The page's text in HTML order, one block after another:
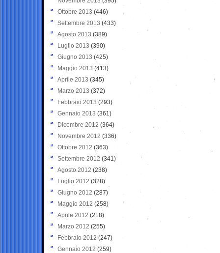
Ottobre 2013 (446)
Settembre 2013 (433)
Agosto 2013 (389)
Luglio 2013 (390)
Giugno 2013 (425)
Maggio 2013 (413)
Aprile 2013 (345)
Marzo 2013 (372)
Febbraio 2013 (293)
Gennaio 2013 (361)
Dicembre 2012 (364)
Novembre 2012 (336)
Ottobre 2012 (363)
Settembre 2012 (341)
Agosto 2012 (238)
Luglio 2012 (328)
Giugno 2012 (287)
Maggio 2012 (258)
Aprile 2012 (218)
Marzo 2012 (255)
Febbraio 2012 (247)
Gennaio 2012 (259)